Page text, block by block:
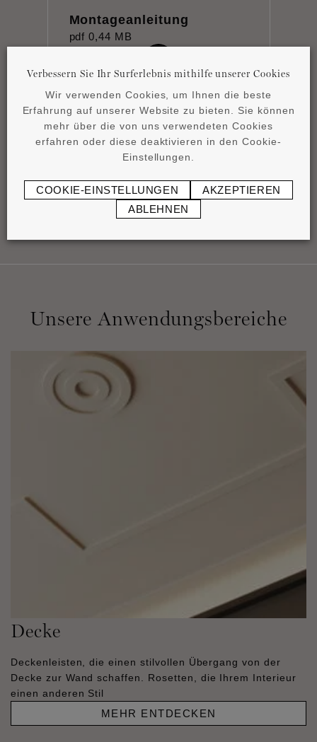
Montageanleitung
pdf 0,44 MB
Product overview
4,15 MB
Unsere Anwendungsbereiche
Decke
Deckenleisten, die einen stilvollen Übergang von der
Decke zur Wand schaffen. Rosetten, die Ihrem Interieur
einen anderen Stil
MEHR ENTDECKEN
Verbessern Sie Ihr Surferlebnis mithilfe unserer Cookies
Wir verwenden Cookies, um Ihnen die beste
Erfahrung auf unserer Website zu bieten. Sie können
mehr über die von uns verwendeten Cookies
erfahren oder diese deaktivieren in den Cookie-
Einstellungen.
COOKIE-EINSTELLUNGEN
AKZEPTIEREN
ABLEHNEN